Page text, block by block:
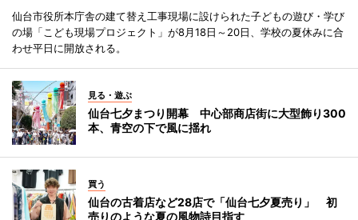
仙台市役所本庁舎の建て替え工事現場に設けられた子どもの遊び・学び
の場「こども現場プロジェクト」が8月18日～20日、学校の夏休みに合
わせ平日に開放される。
見る・遊ぶ
仙台七夕まつり開幕 中心部商店街に大型飾り300
本、青空の下で風に揺れ
買う
仙台の古着店など28店で「仙台七夕夏売り」 初
売りのような夏の風物詩目指す